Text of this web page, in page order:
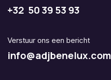
+32 50 39 53 93
Verstuur ons een bericht
info@adjbenelux.com